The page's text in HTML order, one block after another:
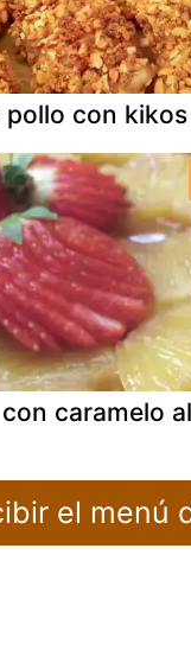
pollo con
caramelo
el menú